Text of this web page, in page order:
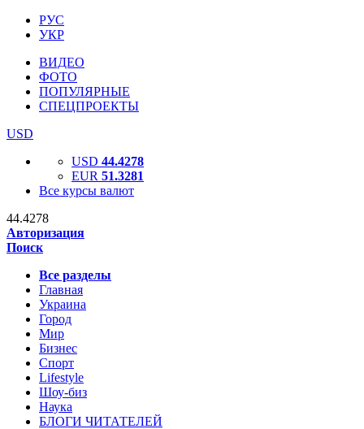
РУС
УКР
ВИДЕО
ФОТО
ПОПУЛЯРНЫЕ
СПЕЦПРОЕКТЫ
USD
USD 44.4278
EUR 51.3281
Все курсы валют
44.4278
Авторизация
Поиск
Все разделы
Главная
Украина
Город
Мир
Бизнес
Спорт
Lifestyle
Шоу-биз
Наука
БЛОГИ ЧИТАТЕЛЕЙ